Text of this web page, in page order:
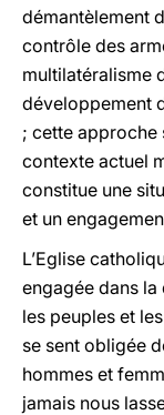
démantèlement
contrôle des
multilatéralisme
développement
; cette approche
contexte actuel
constitue une
et un
L’Eglise
engagée dans
les peuples et
se sent obligée
hommes et
jamais nous